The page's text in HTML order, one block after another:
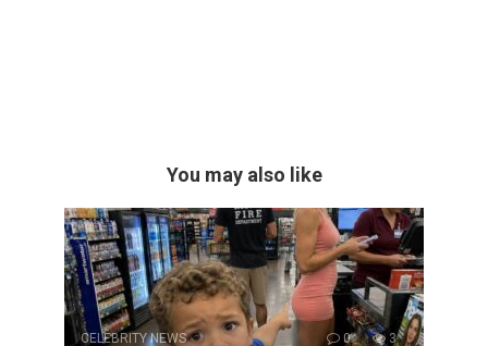
You may also like
CELEBRITY NEWS 0 3